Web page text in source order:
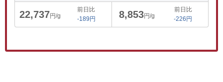
22,737円/g
前日比
-189円
8,853円/g
前日比
-226円